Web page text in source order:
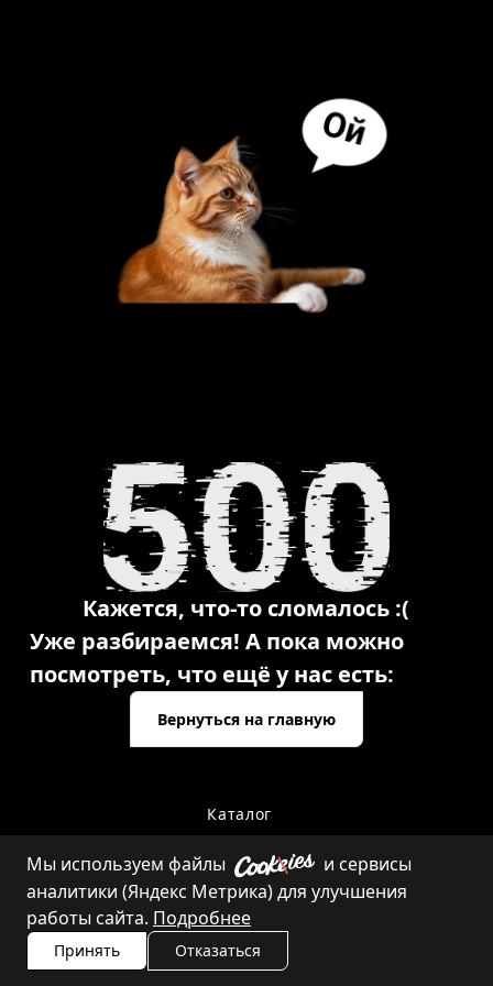
Кажется, что-то сломалось :(
Уже разбираемся! А пока можно
посмотреть, что ещё у нас есть:
Вернуться на главную
Каталог
Контакты
Мы используем файлы
и сервисы
аналитики (Яндекс Метрика) для улучшения
работы сайта. Подробнее
Принять Отказаться